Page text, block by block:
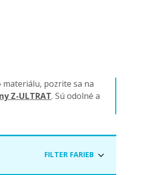
pozrite sa na
Z-ULTRAT. Sú odolné a
FILTER FARIEB